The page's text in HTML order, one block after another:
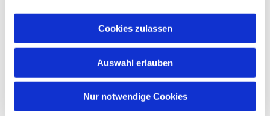
Cookies zulassen
Auswahl erlauben
Nur notwendige Cookies